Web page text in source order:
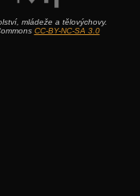
mládeže a tělovýchovy.
CC-BY-NC-SA 3.0